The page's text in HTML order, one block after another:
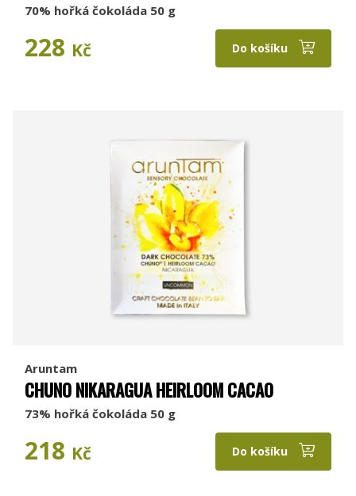
70% hořká čokoláda 50 g
228 Kč Do košíku
Aruntam
CHUNO NIKARAGUA HEIRLOOM CACAO
73% hořká čokoláda 50 g
218 Kč Do košíku